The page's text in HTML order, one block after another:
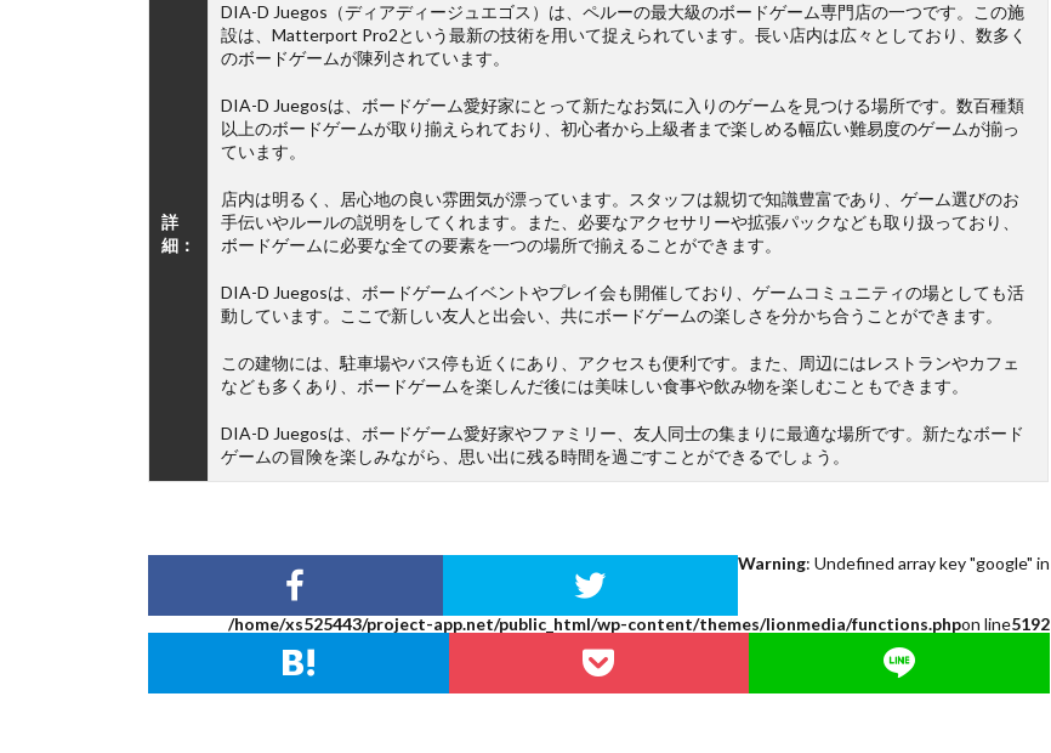
詳
細：
DIA-D Juegos（ディアディージュエゴス）は、ペルーの最大級のボードゲーム専門店の一つです。この施
設は、Matterport Pro2という最新の技術を用いて捉えられています。長い店内は広々としており、数多く
のボードゲームが陳列されています。
DIA-D Juegosは、ボードゲーム愛好家にとって新たなお気に入りのゲームを見つける場所です。数百種類
以上のボードゲームが取り揃えられており、初心者から上級者まで楽しめる幅広い難易度のゲームが揃っ
ています。
店内は明るく、居心地の良い雰囲気が漂っています。スタッフは親切で知識豊富であり、ゲーム選びのお
手伝いやルールの説明をしてくれます。また、必要なアクセサリーや拡張パックなども取り扱っており、
ボードゲームに必要な全ての要素を一つの場所で揃えることができます。
DIA-D Juegosは、ボードゲームイベントやプレイ会も開催しており、ゲームコミュニティの場としても活
動しています。ここで新しい友人と出会い、共にボードゲームの楽しさを分かち合うことができます。
この建物には、駐車場やバス停も近くにあり、アクセスも便利です。また、周辺にはレストランやカフェ
なども多くあり、ボードゲームを楽しんだ後には美味しい食事や飲み物を楽しむこともできます。
DIA-D Juegosは、ボードゲーム愛好家やファミリー、友人同士の集まりに最適な場所です。新たなボード
ゲームの冒険を楽しみながら、思い出に残る時間を過ごすことができるでしょう。
Warning: Undefined array key "google" in
/home/xs525443/project-app.net/public_html/wp-content/themes/lionmedia/functions.phpon line5192